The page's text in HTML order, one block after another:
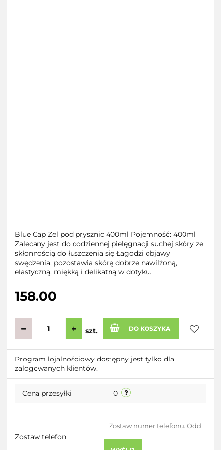
Blue Cap Żel pod prysznic 400ml Pojemność: 400ml
Zalecany jest do codziennej pielęgnacji suchej skóry ze
skłonnością do łuszczenia się Łagodzi objawy
swędzenia, pozostawia skórę dobrze nawilżoną,
elastyczną, miękką i delikatną w dotyku.
158.00
szt. DO KOSZYKA
Do
Program lojalnościowy dostępny jest tylko dla
zalogowanych klientów.
Cena przesyłki 0
Zostaw telefon